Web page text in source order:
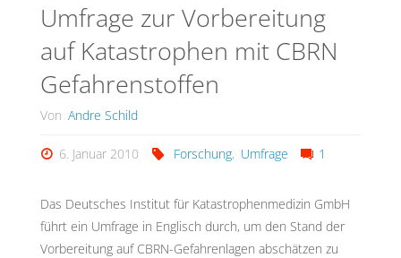
Umfrage zur Vorbereitung
auf Katastrophen mit CBRN
Gefahrenstoffen
Von Andre Schild
6. Januar 2010 Forschung, Umfrage 1
Das Deutsches Institut für Katastrophenmedizin GmbH
führt ein Umfrage in Englisch durch, um den Stand der
Vorbereitung auf CBRN-Gefahrenlagen abschätzen zu